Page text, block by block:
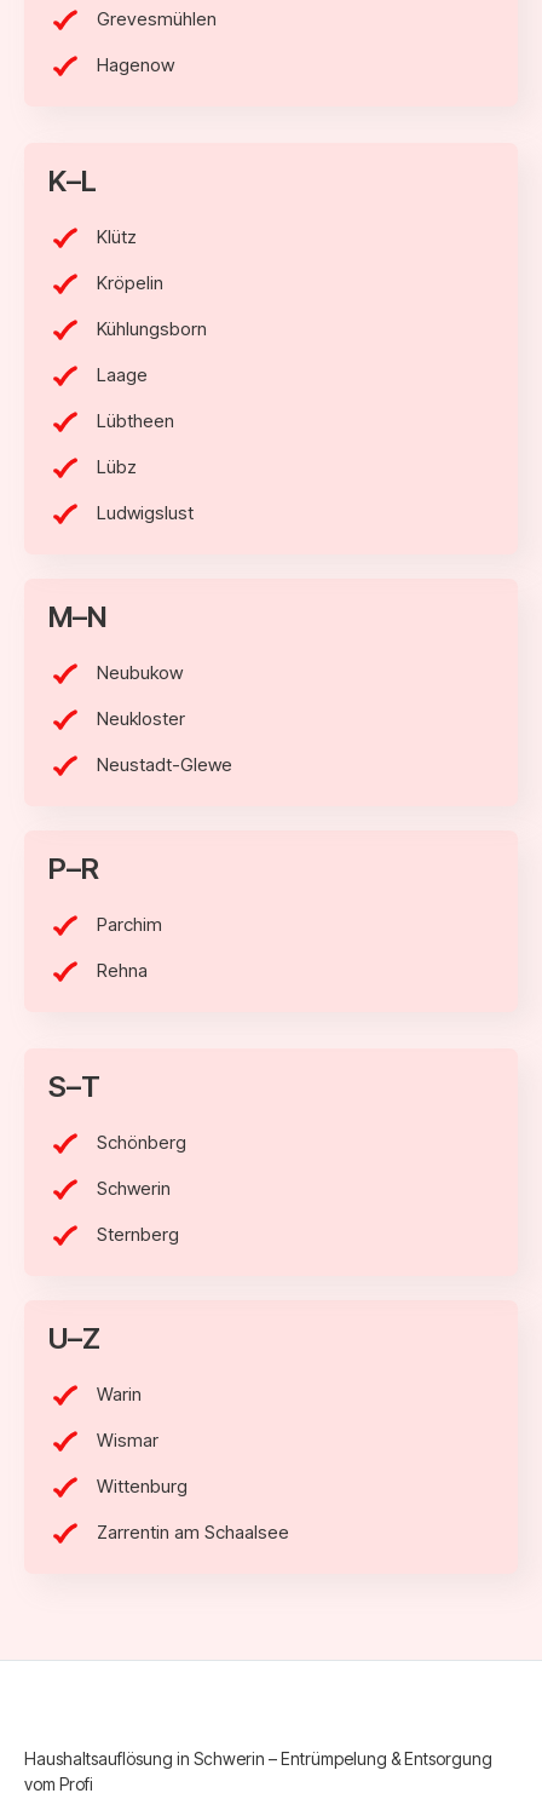
Grevesmühlen
Hagenow
K–L
Klütz
Kröpelin
Kühlungsborn
Laage
Lübtheen
Lübz
Ludwigslust
M–N
Neubukow
Neukloster
Neustadt-Glewe
P–R
Parchim
Rehna
S–T
Schönberg
Schwerin
Sternberg
U–Z
Warin
Wismar
Wittenburg
Zarrentin am Schaalsee
Haushaltsauflösung in Schwerin – Entrümpelung & Entsorgung
vom Profi